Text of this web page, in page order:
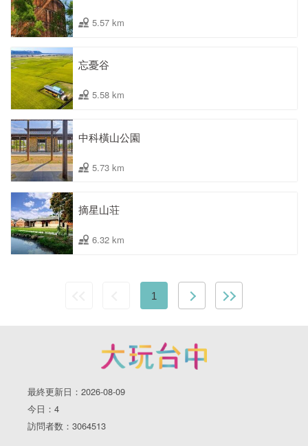
5.57 km
忘憂谷
5.58 km
中科橫山公園
5.73 km
摘星山荘
6.32 km
1
最終更新日：2026-08-09
今日：4
訪問者数：3064513